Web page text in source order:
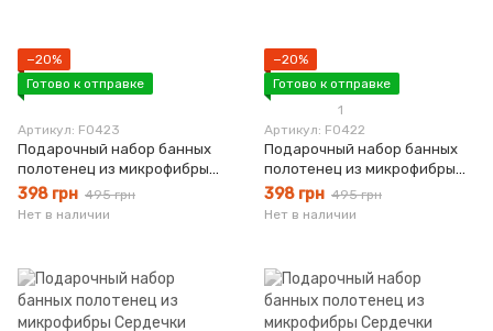
−20%
Готово к отправке
Артикул: F0423
Подарочный набор банных
полотенец из микрофибры
Сердечки капучино
398 грн 495 грн
Нет в наличии
−20%
Готово к отправке
1
Артикул: F0422
Подарочный набор банных
полотенец из микрофибры
Сердечки коричневый
398 грн 495 грн
Нет в наличии